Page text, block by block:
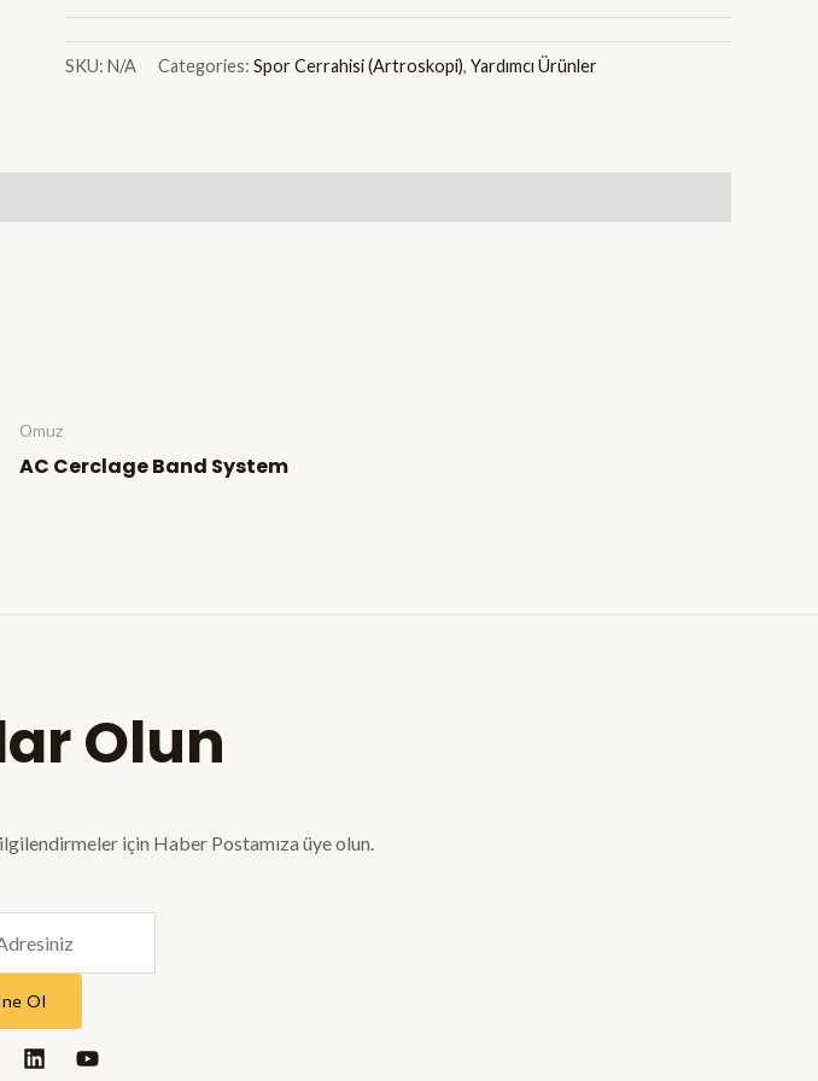
SKU: N/A Categories: Spor Cerrahisi (Artroskopi), Yardımcı Ürünler
Omuz
AC Cerclage Band System
Olun
için Haber Postamıza üye olun.
Ol